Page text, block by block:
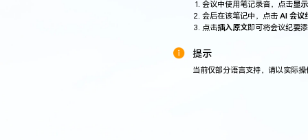
会议中使用笔记录音，点击显
会后在该笔记中，点击 AI 会议
点击插入原文即可将会议纪要
提示
当前仅部分语言支持，请以实际操